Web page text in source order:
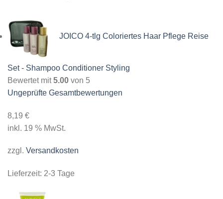
JOICO 4-tlg Coloriertes Haar Pflege Reise
Set - Shampoo Conditioner Styling
Bewertet mit5.00 von 5
Ungeprüfte Gesamtbewertungen
8,19 €
inkl. 19 % MwSt.
zzgl. Versandkosten
Lieferzeit: 2-3 Tage